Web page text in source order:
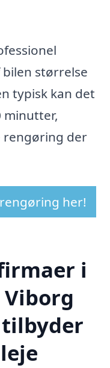
størrelse
typisk kan det
minutter,
der
her!
i